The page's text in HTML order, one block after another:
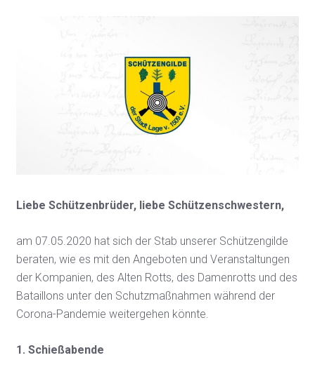
Liebe Schützenbrüder, liebe Schützenschwestern,
am 07.05.2020 hat sich der Stab unserer Schützengilde
beraten, wie es mit den Angeboten und Veranstaltungen
der Kompanien, des Alten Rotts, des Damenrotts und des
Bataillons unter den Schutzmaßnahmen während der
Corona-Pandemie weitergehen könnte.
1. Schießabende